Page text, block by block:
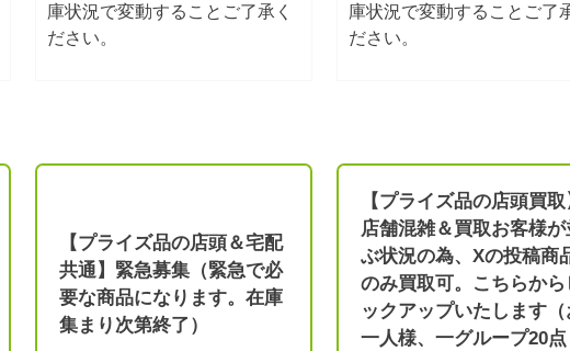
庫状況で変動することご了承く
ださい。
庫状況で変動することご了
ださい。
【プライズ品の店頭＆宅配
共通】緊急募集（緊急で必
要な商品になります。在庫
集まり次第終了）
【プライズ品の店頭買取
店舗混雑＆買取お客様が
ぶ状況の為、Xの投稿商
のみ買取可。こちらから
ックアップいたします（
一人様、一グループ20